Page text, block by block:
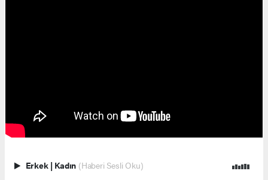
Erkek | Kadın (Haberi Sesli Oku)